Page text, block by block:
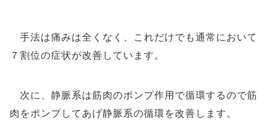
手法は痛みは全くなく、これだけでも通常において
７割位の症状が改善しています。
次に、静脈系は筋肉のポンプ作用で循環するので筋
肉をポンプしてあげ静脈系の循環を改善します。